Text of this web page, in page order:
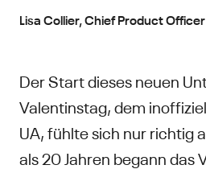
Lisa Collier, Chief Product
Der Start dieses neuen
Valentinstag, dem
UA, fühlte sich nur richtig
als 20 Jahren begann das